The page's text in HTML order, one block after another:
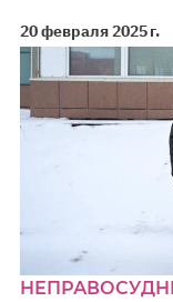
20 февраля 2025 г.